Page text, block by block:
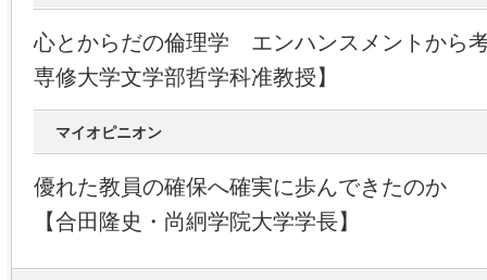
心とからだの倫理学 エンハンスメントから
専修大学文学部哲学科准教授】
マイオピニオン
優れた教員の確保へ確実に歩んできたのか
【合田隆史・尚絅学院大学学長】